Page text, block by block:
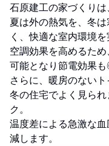
石原建工の家づくりは
夏は外の熱気を、冬
く、快適な室内環境を
空調効果を高めるた
可能となり節電効果
さらに、暖房のない
冬の住宅でよく見ら
ク。
温度差による急激な
減します。